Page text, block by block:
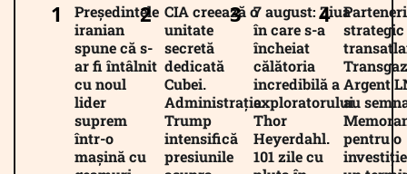
Președintele
iranian
spune că s-
ar fi întâlnit
cu noul
lider
suprem
într-o
mașină cu
CIA creează o
unitate
secretă
dedicată
Cubei.
Administrația
Trump
intensifică
presiunile
7 august: Ziua
în care s-a
încheiat
călătoria
incredibilă a
exploratorului
Thor
Heyerdahl.
101 zile cu
strategic
Argent
au
pentru o